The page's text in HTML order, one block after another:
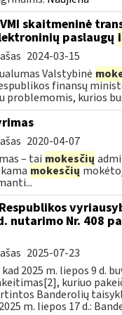
skaitmeninė
paslaugų
2024-03-15
Valstybinė
finansų
problemomis, kurios
2020-04-07
– tai mokesčių
mokesčių
nutarimo Nr. 408
2025-07-23
2025 m. liepos 9 d.
kuriuo
Banderolių
m. liepos 17 d.: